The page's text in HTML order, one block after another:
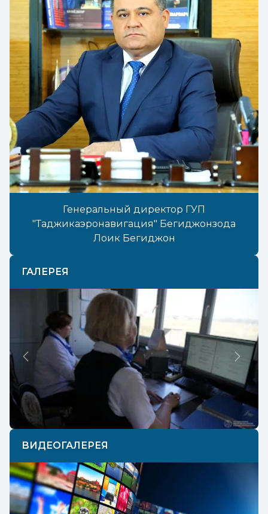
Генеральный директор ГУП
"Таджикаэронавигация" Бегиджонзода
Лоик Бегиджон
ГАЛЕРЕЯ
Previous Next
ВИДЕОГАЛЕРЕЯ